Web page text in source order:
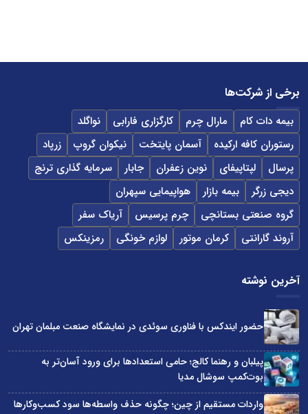
برخی از شرکت‌ها
بیمه دات کام مارال چرم کارگزاری فارابی
نواگلد
رستوران کافه ارکیده
آسمان پایتخت نیکوان گروپ
زرپاد
پرسال
لپتاپیفای نوین زعفران جابار
سرمایه گذاری ترنج
دیجی زرگر
بیمه بازار
هواپیمایی سپهران
گروه صنعتی بستانچی
چرم پرسیس
آریاک سفر
آروند گارانتی
کرمان موتور لوازم خونگی رمزینکس
آخرین نوشته
حضور ایندکس با فناوری سوئدی در نمایشگاه صنعت مبلمان تهران
پیلبان و رهنما کالج؛ حامی استعدادها برای ورود آسان‌تر به
بوت‌کمپ سوشال مدیا
واردات مستقیم از چین؛ چگونه حذف واسطه‌ها سود کسب‌وکارها